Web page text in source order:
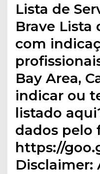
Lista de
Brave Lista
com
Bay Area,
indicar ou
listado
dados pelo
https://
Disclaimer: